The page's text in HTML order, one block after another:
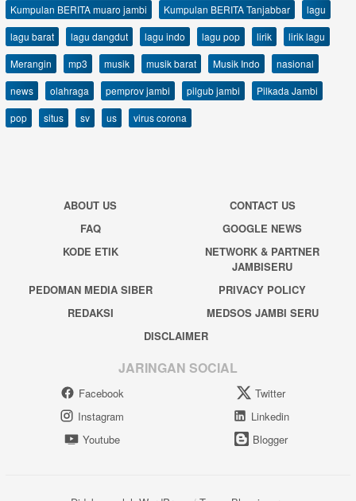
Kumpulan BERITA muaro jambi
Kumpulan BERITA Tanjabbar
lagu
lagu barat
lagu dangdut lagu indo lagu pop lirik
lirik lagu
Merangin
mp3 musik musik barat Musik Indo
nasional
news
olahraga pemprov jambi pilgub jambi
Pilkada Jambi
pop
situs sv us virus corona
ABOUT US
CONTACT US
FAQ
GOOGLE NEWS
KODE ETIK
NETWORK & PARTNER
JAMBISERU
PEDOMAN MEDIA SIBER
PRIVACY POLICY
REDAKSI
MEDSOS JAMBI SERU
DISCLAIMER
JARINGAN SOCIAL
Facebook
Twitter
Instagram
Linkedin
Youtube
Blogger